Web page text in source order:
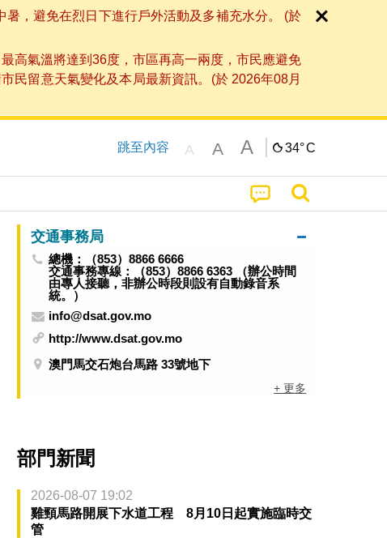
，避免在烈日下進行戶外活動及多補充水分。 (於
高氣溫將達到36度，市區再高一兩度，市民應避免
民留意天氣變化及本局最新資訊。(於 2026年08月
跳至內容 A A A 34°C
交通事務局
總機：（853）8866 6666
交通事務專線：（853）8866 6363 （辦公時間
由專人接聽，非辦公時段則設有自動錄音系
統。）
info@dsat.gov.mo
http://www.dsat.gov.mo
澳門馬交石炮台馬路 33號地下
+ 更多
部門新聞
2026-08-07 19:02
雞頸馬路開展下水道工程 8月10日起實施臨時交
管